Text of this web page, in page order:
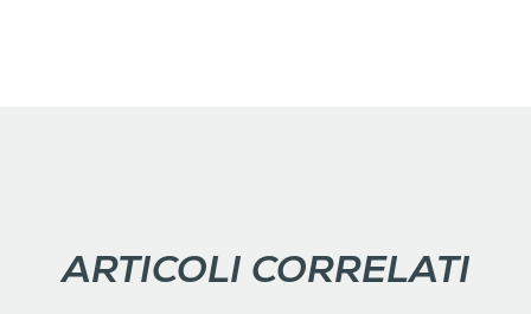
ARTICOLI CORRELATI